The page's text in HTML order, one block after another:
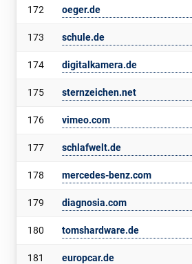
172 oeger.de
173 schule.de
174 digitalkamera.de
175 sternzeichen.net
176 vimeo.com
177 schlafwelt.de
178 mercedes-benz.com
179 diagnosia.com
180 tomshardware.de
181 europcar.de